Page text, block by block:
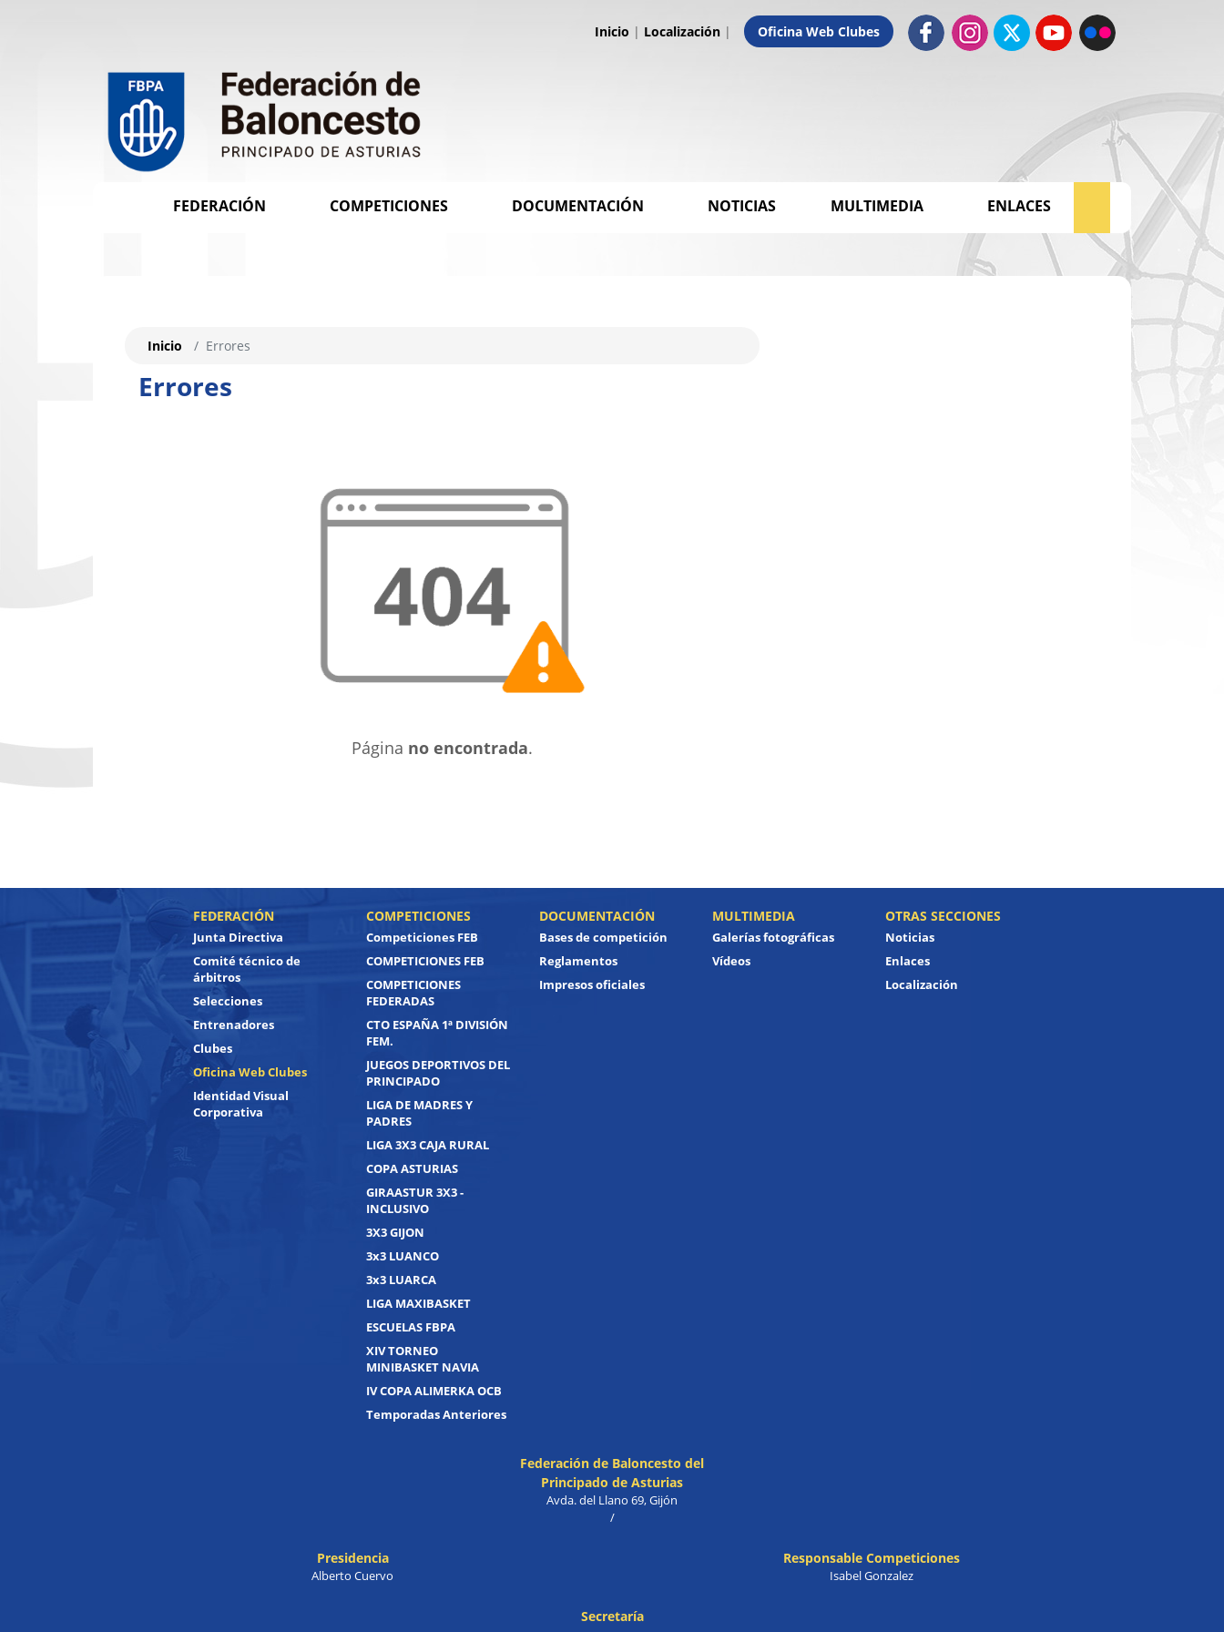
Inicio | Localización | Oficina Web Clubes
FEDERACIÓN COMPETICIONES DOCUMENTACIÓN NOTICIAS MULTIMEDIA ENLACES
Errores
Inicio Errores
Página no encontrada.
FEDERACIÓN
Junta Directiva
Comité técnico de
árbitros
Selecciones
Entrenadores
Clubes
Oficina Web Clubes
Identidad Visual
Corporativa
COMPETICIONES
Competiciones FEB
COMPETICIONES FEB
COMPETICIONES
FEDERADAS
CTO ESPAÑA 1ª DIVISIÓN
FEM.
JUEGOS DEPORTIVOS DEL
PRINCIPADO
LIGA DE MADRES Y
PADRES
LIGA 3X3 CAJA RURAL
COPA ASTURIAS
GIRAASTUR 3X3 -
INCLUSIVO
3X3 GIJON
3x3 LUANCO
3x3 LUARCA
LIGA MAXIBASKET
ESCUELAS FBPA
XIV TORNEO
MINIBASKET NAVIA
IV COPA ALIMERKA OCB
Temporadas Anteriores
DOCUMENTACIÓN
Bases de competición
Reglamentos
Impresos oficiales
MULTIMEDIA
Galerías fotográficas
Vídeos
OTRAS SECCIONES
Noticias
Enlaces
Localización
Federación de Baloncesto del
Principado de Asturias
Avda. del Llano 69, Gijón
/
Presidencia
Alberto Cuervo
Responsable Competiciones
Isabel Gonzalez
Secretaría